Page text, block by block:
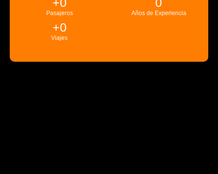
Pasajeros Años de Experiencia
Viajes
+0